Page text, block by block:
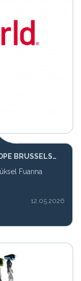
BRUSSELS
Fuarına
12.05.2026